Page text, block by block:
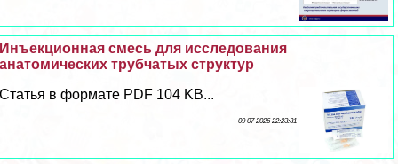
Инъекционная смесь для исследования
анатомических трубчатых структур
Статья в формате PDF 104 KB...
09 07 2026 22:23:31